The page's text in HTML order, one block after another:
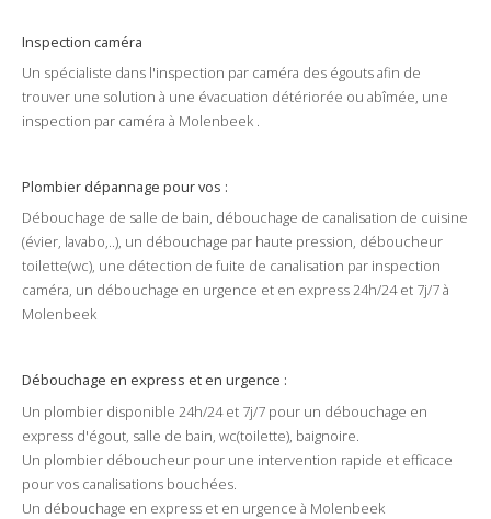
Inspection caméra
Un spécialiste dans l'inspection par caméra des égoutsafin de
trouver une solution à une évacuation détériorée ou abîmée, une
inspection par caméra à Molenbeek .
Plombier dépannage pour vos :
Débouchage de salle de bain, débouchage de canalisation de cuisine
(évier, lavabo,..), un débouchage par haute pression, déboucheur
toilette(wc), une détection de fuite de canalisation par inspection
caméra, un débouchage en urgence et en express24h/24et 7j/7à
Molenbeek
Débouchage en express et en urgence :
Un plombier disponible 24h/24et 7j/7 pour un débouchage en
express d'égout salle de bain wc(toilette), baignoire
Un plombier déboucheur pour une intervention rapide et efficace
pour vos canalisations bouchées
Un débouchage en express et en urgence à Molenbeek